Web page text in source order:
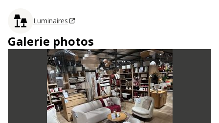
Luminaires
Galerie photos